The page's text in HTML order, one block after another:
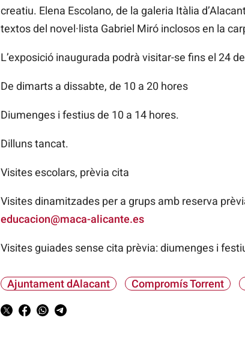
creatiu. Elena Escolano, de la galeria Itàlia
textos del novel·lista Gabriel Miró inclosos en la
L’exposició inaugurada podrà visitar-se fins el 24
De dimarts a dissabte, de 10 a 20 hores
Diumenges i festius de 10 a 14 hores.
Dilluns tancat.
Visites escolars, prèvia cita
Visites dinamitzades per a grups amb reserva
educacion@maca-alicante.es
Visites guiades sense cita prèvia: diumenges i
Ajuntament dAlacant Compromís Torrent